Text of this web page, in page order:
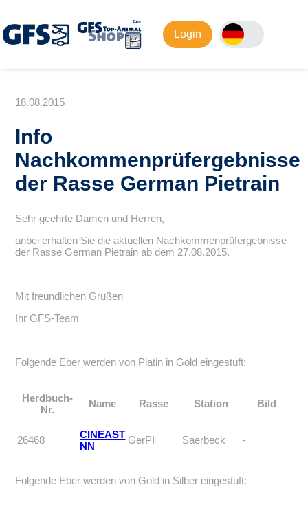
Login
18.08.2015
Info
Nachkommenprüfergebnisse
der Rasse German Pietrain
Sehr geehrte Damen und Herren,
anbei erhalten Sie die aktuellen Nachkommenprüfergebnisse
der Rasse German Pietrain ab dem 27.08.2015.
Mit freundlichen Grüßen
Ihr GFS-Team
Folgende Eber werden von Platin in Gold eingestuft:
Herdbuch-
Nr.
Name Rasse Station Bild
26468
CINEAST
NN
GerPI Saerbeck -
Folgende Eber werden von Gold in Silber eingestuft: